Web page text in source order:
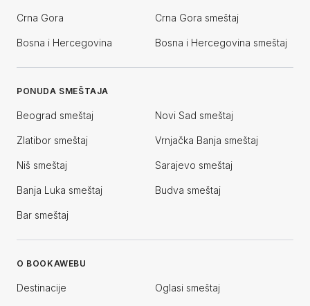
Crna Gora Crna Gora smeštaj
Bosna i Hercegovina Bosna i Hercegovina smeštaj
PONUDA SMEŠTAJA
Beograd smeštaj Novi Sad smeštaj
Zlatibor smeštaj Vrnjačka Banja smeštaj
Niš smeštaj Sarajevo smeštaj
Banja Luka smeštaj Budva smeštaj
Bar smeštaj
O BOOKAWEBU
Destinacije Oglasi smeštaj